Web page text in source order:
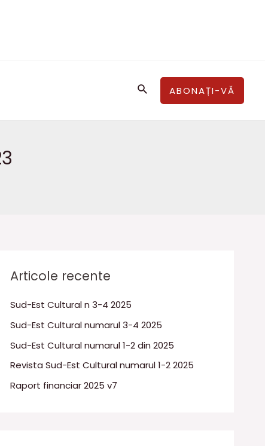
CăutareABONAȚI-VĂ
Articole recente
Sud-Est Cultural n 3-4 2025
Sud-Est Cultural numarul 3-4 2025
Sud-Est Cultural numarul 1-2 din 2025
Revista Sud-Est Cultural numarul 1-2 2025
Raport financiar 2025 v7